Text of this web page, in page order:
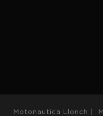
Motonautica Llonch